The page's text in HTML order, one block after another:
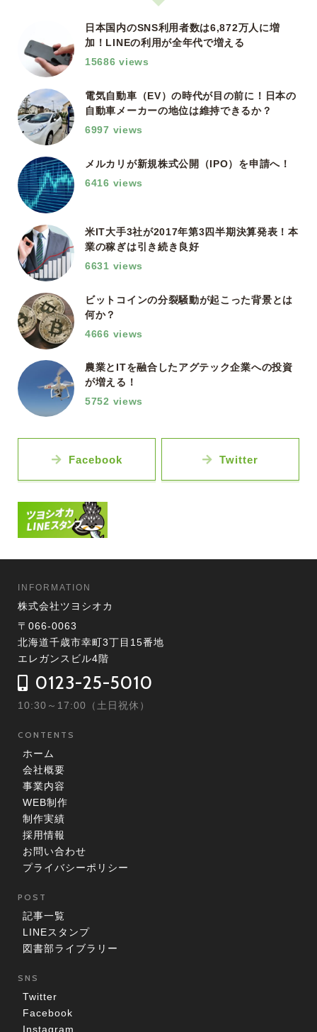
日本国内のSNS利用者数は6,872万人に増
加！LINEの利用が全年代で増える
15686 views
電気自動車（EV）の時代が目の前に！日本の
自動車メーカーの地位は維持できるか？
6997 views
メルカリが新規株式公開（IPO）を申請へ！
6416 views
米IT大手3社が2017年第3四半期決算発表！本
業の稼ぎは引き続き良好
6631 views
ビットコインの分裂騒動が起こった背景とは
何か？
4666 views
農業とITを融合したアグテック企業への投資
が増える！
5752 views
Facebook Twitter
INFORMATION
株式会社ツヨシオカ
〒066-0063
北海道千歳市幸町3丁目15番地
エレガンスビル4階
0123-25-5010
10:30～17:00（土日祝休）
CONTENTS
ホーム
会社概要
事業内容
WEB制作
制作実績
採用情報
お問い合わせ
プライバシーポリシー
POST
記事一覧
LINEスタンプ
図書部ライブラリー
SNS
Twitter
Facebook
Instagram